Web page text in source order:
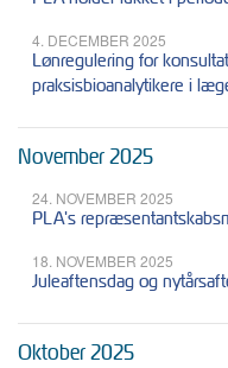
4. DECEMBER 2025
Lønregulering for
praksisbioanalytikere i
November 2025
24. NOVEMBER 2025
PLA's
18. NOVEMBER 2025
Juleaftensdag og
Oktober 2025